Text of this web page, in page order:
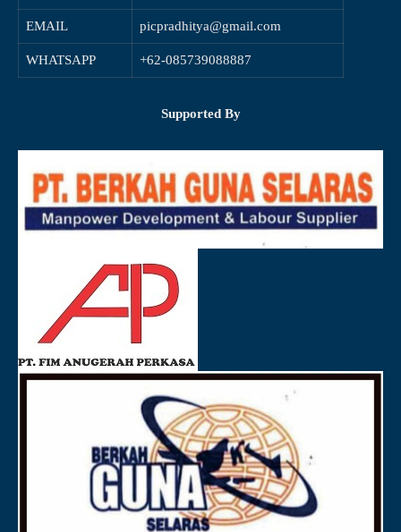
EMAIL picpradhitya@gmail.com
WHATSAPP +62-085739088887
Supported By